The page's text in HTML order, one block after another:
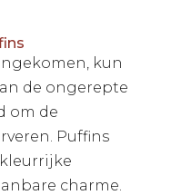
kun
de ongerepte
om de
Puffins
charme.